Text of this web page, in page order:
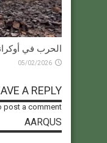
الحرب في
05/02/2026
A REPLY
post a comment.
AARQUS